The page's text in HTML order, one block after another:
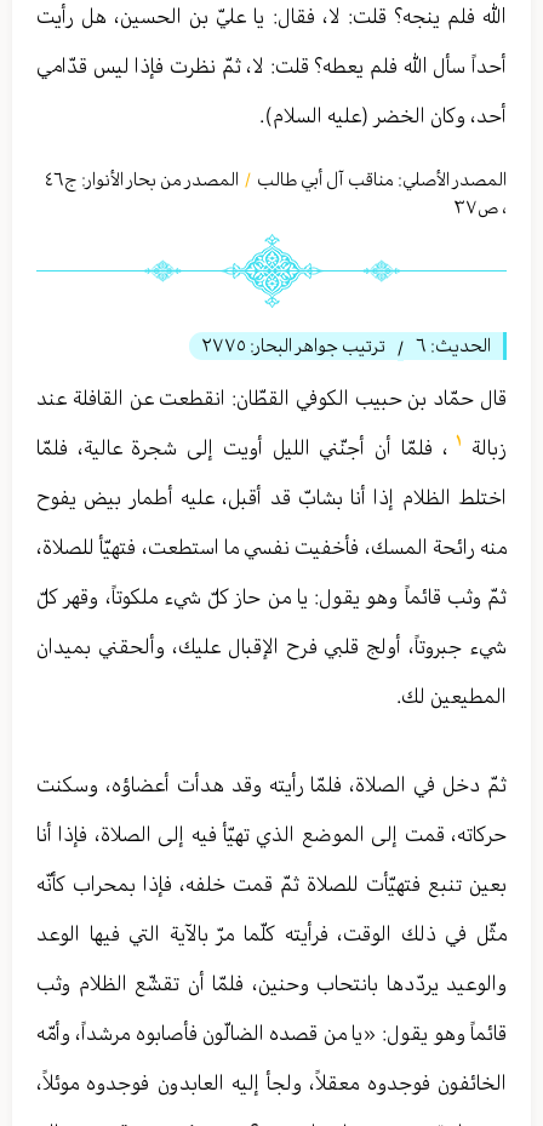
الله فلم ينجه؟ قلت: لا، فقال: يا عليّ بن الحسين، هل رأيت
أحداً سأل الله فلم يعطه؟ قلت: لا، ثمّ نظرت فإذا ليس قدّامي
أحد، وكان الخضر (عليه السلام).
المصدر الأصلي: مناقب آل أبي طالب / المصدر من بحار الأنوار: ج٤٦
، ص٣٧
الحديث: ٦ / ترتيب جواهر البحار: ٢٧٧٥
قال حمّاد بن حبيب الكوفي القطّان: انقطعت عن القافلة عند
زبالة
، فلمّا أن أجنّني الليل أويت إلى شجرة عالية، فلمّا
اختلط الظلام إذا أنا بشابّ قد أقبل، عليه أطمار بيض يفوح
منه رائحة المسك، فأخفيت نفسي ما استطعت، فتهيّأ للصلاة،
ثمّ وثب قائماً وهو يقول: يا من حاز كلّ شيء ملكوتاً، وقهر كلّ
شيء جبروتاً، أولج قلبي فرح الإقبال عليك، وألحقني بميدان
المطيعين لك.
ثمّ دخل في الصلاة، فلمّا رأيته وقد هدأت أعضاؤه، وسكنت
حركاته، قمت إلى الموضع الذي تهيّأ فيه إلى الصلاة، فإذا أنا
بعين تنبع فتهيّأت للصلاة ثمّ قمت خلفه، فإذا بمحراب كأنّه
مثّل في ذلك الوقت، فرأيته كلّما مرّ بالآية التي فيها الوعد
والوعيد يردّدها بانتحاب وحنين، فلمّا أن تقشّع الظلام وثب
قائماً وهو يقول: «يا من قصده الضالّون فأصابوه مرشداً، وأمّه
الخائفون فوجدوه معقلاً، ولجأ إليه العابدون فوجدوه موئلاً،